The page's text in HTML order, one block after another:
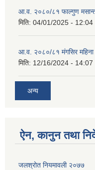
आ.व. २०८०/८१ फाल्गुण
मिति: 04/01/2025 - 12:04
आ.व. २०८०/८१ मंगसिर
मिति: 12/16/2024 - 14:07
अन्य
ऐन, कानुन तथा
जलश्रोत नियमावली २०७७